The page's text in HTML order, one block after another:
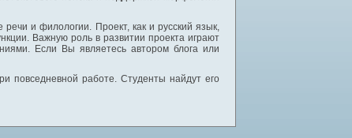
и филологии. Проект, как и русский язык,
Важную роль в развитии проекта играют
Если Вы являетесь автором блога или
повседневной работе. Студенты найдут его